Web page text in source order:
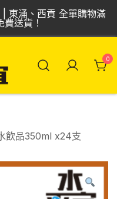
東涌、西貢 全單購物滿
送貨！
0
飲品350ml x24支